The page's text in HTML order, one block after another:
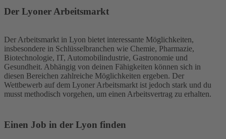
Der Lyoner Arbeitsmarkt
Der Arbeitsmarkt in Lyon bietet interessante Möglichkeiten,
insbesondere in Schlüsselbranchen wie Chemie, Pharmazie,
Biotechnologie, IT, Automobilindustrie, Gastronomie und
Gesundheit. Abhängig von deinen Fähigkeiten können sich in
diesen Bereichen zahlreiche Möglichkeiten ergeben. Der
Wettbewerb auf dem Lyoner Arbeitsmarkt ist jedoch stark und du
musst methodisch vorgehen, um einen Arbeitsvertrag zu erhalten.
Einen Job in der Lyon finden